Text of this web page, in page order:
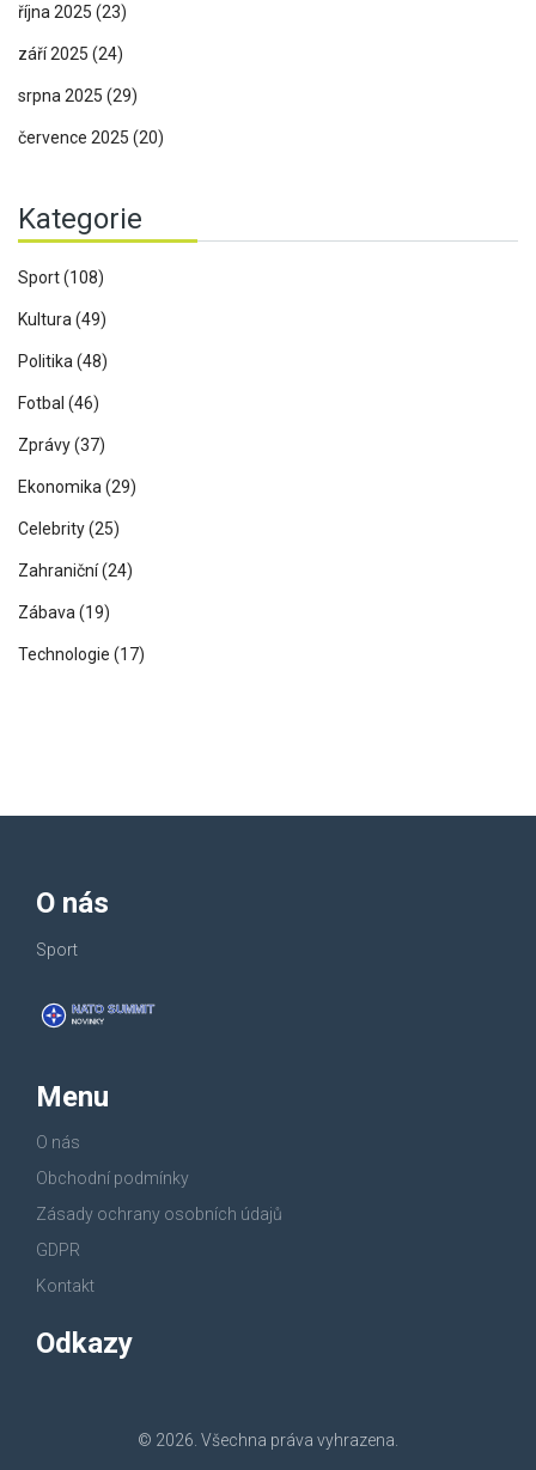
října 2025 (23)
září 2025 (24)
srpna 2025 (29)
července 2025 (20)
Kategorie
Sport(108)
Kultura(49)
Politika(48)
Fotbal (46)
Zprávy(37)
Ekonomika(29)
Celebrity(25)
Zahraniční(24)
Zábava(19)
Technologie (17)
O nás
Sport
Menu
O nás
Obchodní podmínky
Zásady ochrany osobních údajů
GDPR
Kontakt
Odkazy
© 2026. Všechna práva vyhrazena.